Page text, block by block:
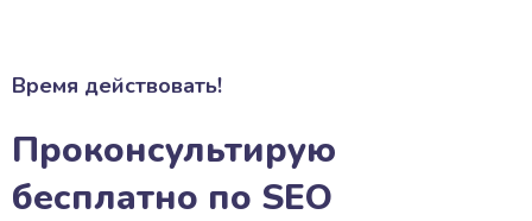
Время действовать!
Проконсультирую
бесплатно по SEO